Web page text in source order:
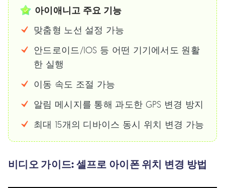
아이애니고 주요 기능
맞춤형 노선 설정 가능
안드로이드/IOS 등 어떤 기기에서도 원활
한 실행
이동 속도 조절 가능
알림 메시지를 통해 과도한 GPS 변경 방지
최대 15개의 디바이스 동시 위치 변경 가능
비디오 가이드: 셀프로 아이폰 위치 변경 방법